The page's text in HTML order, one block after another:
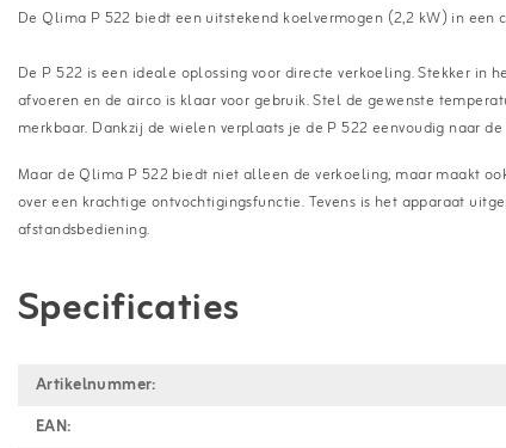
De Qlima P 522 biedt een uitstekend koelvermogen (2,2 kW) in een
De P 522 is een ideale oplossing voor directe verkoeling. Stekker in
afvoeren en de airco is klaar voor gebruik. Stel de gewenste
merkbaar. Dankzij de wielen verplaats je de P 522 eenvoudig naar
Maar de Qlima P 522 biedt niet alleen de verkoeling, maar maakt
over een krachtige ontvochtigingsfunctie. Tevens is het apparaat
afstandsbediening.
Specificaties
Artikelnummer:
EAN: